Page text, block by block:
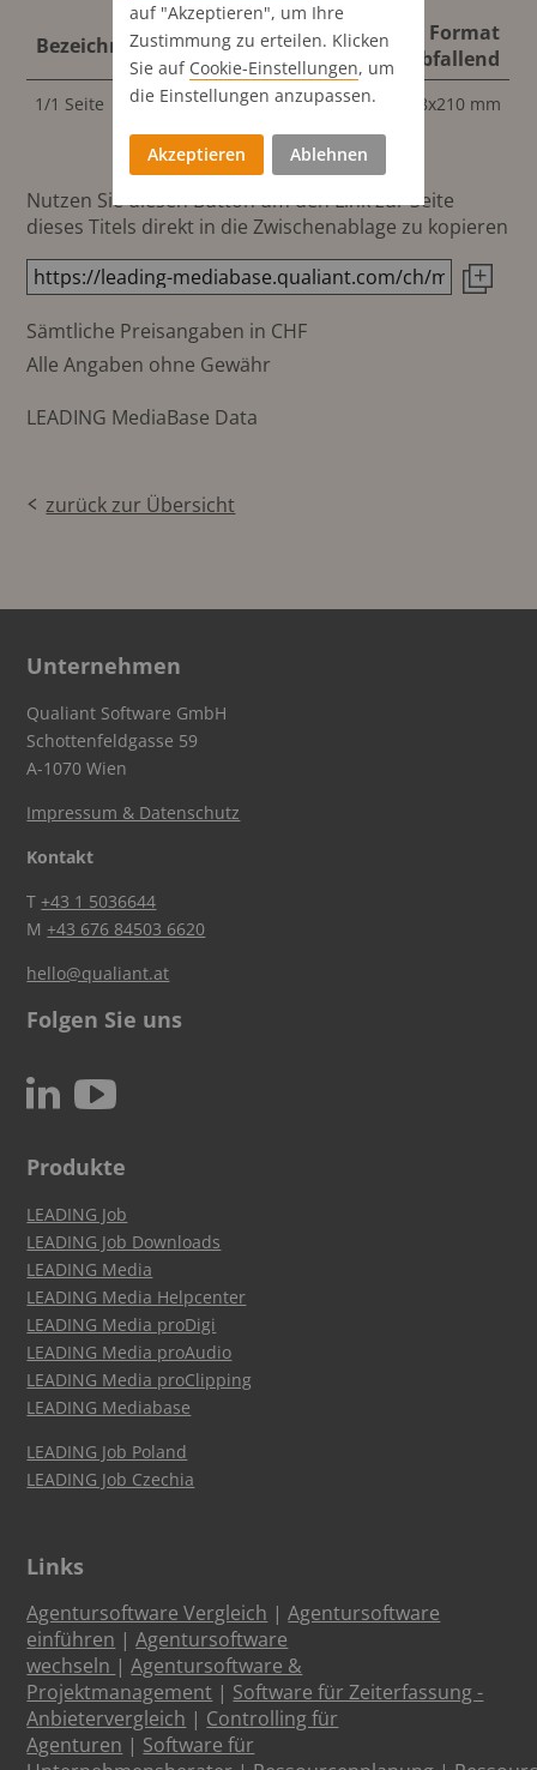
Bezeichnung
Format
abfallend
1/1 Seite 148x210 mm
Nutzen Sie diesen Button um den Link zur Seite
dieses Titels direkt in die Zwischenablage zu kopieren
Sämtliche Preisangaben in CHF
Alle Angaben ohne Gewähr
LEADING MediaBase Data
zurück zur Übersicht
Unternehmen
Qualiant Software GmbH
Schottenfeldgasse 59
A-1070 Wien
Impressum & Datenschutz
Kontakt
T+43 1 5036644
M+43 676 84503 6620
hello@qualiant.at
Folgen Sie uns
N c
Produkte
LEADING Job
LEADING Job Downloads
LEADING Media
LEADING Media Helpcenter
LEADING Media proDigi
LEADING Media proAudio
LEADING Media proClipping
LEADING Mediabase
LEADING Job Poland
LEADING Job Czechia
Links
Agentursoftware Vergleich |Agentursoftware
einführen |Agentursoftware
wechseln |Agentursoftware &
Projektmanagement | Software für Zeiterfassung -
Anbietervergleich | Controlling für
Agenturen | Software für
auf "Akzeptieren", um Ihre
Zustimmung zu erteilen. Klicken
Sie auf Cookie-Einstellungen, um
die Einstellungen anzupassen.
Akzeptieren Ablehnen